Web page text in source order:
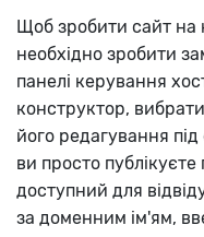
Щоб зробити сайт на
необхідно зробити
панелі керування
конструктор,
його редагування під
ви просто публікуєте
доступний для
за доменним ім'ям,